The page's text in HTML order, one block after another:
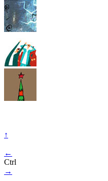
↑
←
Ctrl
→